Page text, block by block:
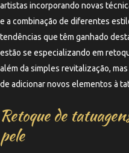
artistas incorporando novas
e a combinação de diferentes
tendências que têm ganhado
estão se especializando em
além da simples revitalização,
de adicionar novos elementos à
Retoque de
pele